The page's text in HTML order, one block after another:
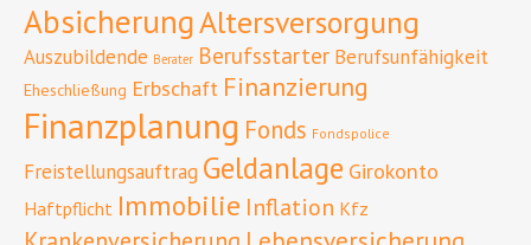
AbsicherungAltersversorgung
Auszubildende Berater Berufsstarter Berufsunfähigkeit
Eheschließung Erbschaft Finanzierung
Finanzplanung Fonds Fondspolice
Freistellungsauftrag Geldanlage Girokonto
Haftpflicht Immobilie Inflation Kfz